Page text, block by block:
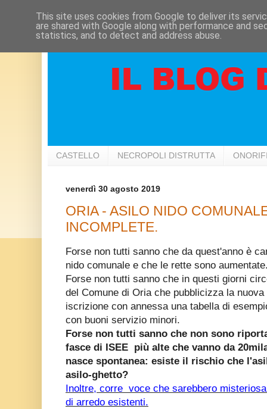
CASTELLO NECROPOLI DISTRUTTA
venerdì 30 agosto 2019
ORIA - ASILO NIDO
INCOMPLETE.
Forse non tutti sanno che da quest'anno è
nido comunale e che le rette sono
Forse non tutti sanno che in questi giorni
del Comune di Oria che pubblicizza la
iscrizione con annessa una tabella di
con buoni servizio minori.
Forse non tutti sanno che non sono
fasce di ISEE più alte che vanno da
nasce spontanea: esiste il rischio che
asilo-ghetto?
Inoltre, corre voce che sarebbero
di arredo esistenti.
This site uses cookies from Google to deliver its
are shared with Google along with performance and
statistics, and to detect and address abuse.